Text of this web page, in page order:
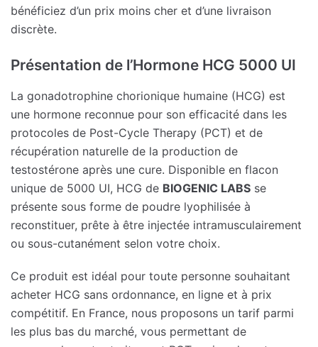
bénéficiez d’un prix moins cher et d’une livraison
discrète.
Présentation de l’Hormone HCG 5000 UI
La gonadotrophine chorionique humaine (HCG) est
une hormone reconnue pour son efficacité dans les
protocoles de Post-Cycle Therapy (PCT) et de
récupération naturelle de la production de
testostérone après une cure. Disponible en flacon
unique de 5000 UI, HCG de BIOGENIC LABS se
présente sous forme de poudre lyophilisée à
reconstituer, prête à être injectée intramusculairement
ou sous-cutanément selon votre choix.
Ce produit est idéal pour toute personne souhaitant
acheter HCG sans ordonnance, en ligne et à prix
compétitif. En France, nous proposons un tarif parmi
les plus bas du marché, vous permettant de